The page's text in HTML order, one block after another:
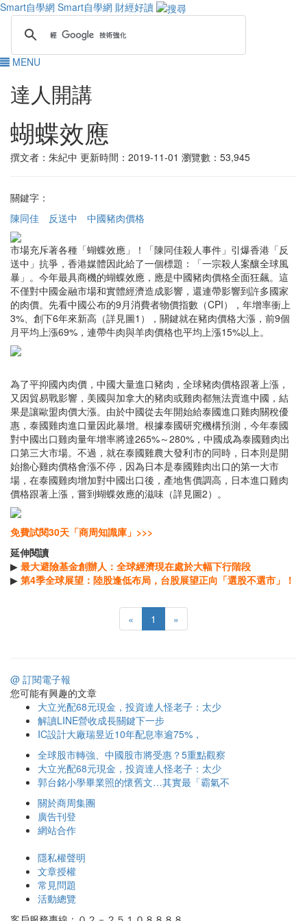
Smart自學網 Smart自學網 財經好讀
MENU
達人開講
蝴蝶效應
撰文者：朱紀中 更新時間：2019-11-01 瀏覽數：53,945
關鍵字：
陳同佳
反送中 中國豬肉價格
市場充斥著各種「蝴蝶效應」！「陳同佳殺人事件」引爆香港「反
送中」抗爭，香港媒體因此給了一個標題：「一宗殺人案釀全球風
暴」。今年最具商機的蝴蝶效應，應是中國豬肉價格全面狂飆。這
不僅對中國金融市場和實體經濟造成影響，還連帶影響到許多國家
的肉價。先看中國公布的9月消費者物價指數（CPI），年增率衝上
3%、創下6年來新高（詳見圖1），關鍵就在豬肉價格大漲，前9個
月平均上漲69%，連帶牛肉與羊肉價格也平均上漲15%以上。
為了平抑國內肉價，中國大量進口豬肉，全球豬肉價格跟著上漲，
又因貿易戰影響，美國與加拿大的豬肉或雞肉都無法賣進中國，結
果是讓歐盟肉價大漲。由於中國從去年開始給泰國進口雞肉關稅優
惠，泰國雞肉進口量因此暴增。根據泰國研究機構預測，今年泰國
對中國出口雞肉量年增率將達265%～280%，中國成為泰國雞肉出
口第三大市場。不過，就在泰國雞農大發利市的同時，日本則是開
始擔心雞肉價格會漲不停，因為日本是泰國雞肉出口的第一大市
場，在泰國雞肉增加對中國出口後，產地售價調高，日本進口雞肉
價格跟著上漲，嘗到蝴蝶效應的滋味（詳見圖2）。
免費試閱30天「商周知識庫」>>>
延伸閱讀
▶ 最大避險基金創辦人：全球經濟現在處於大幅下行階段
▶ 第4季全球展望：陸股逢低布局，台股展望正向「選股不選市」！
« 1 »
@ 訂閱電子報
您可能有興趣的文章
大立光配68元現金，投資達人怪老子：太少
解讀LINE營收成長關鍵下一步
IC設計大廠瑞昱近10年配息率逾75%，
全球股市轉強、中國股市將受惠？5重點觀察
大立光配68元現金，投資達人怪老子：太少
郭台銘小學畢業照的懷舊文…其實最「霸氣不
關於商周集團
廣告刊登
網站合作
隱私權聲明
文章授權
常見問題
活動總覽